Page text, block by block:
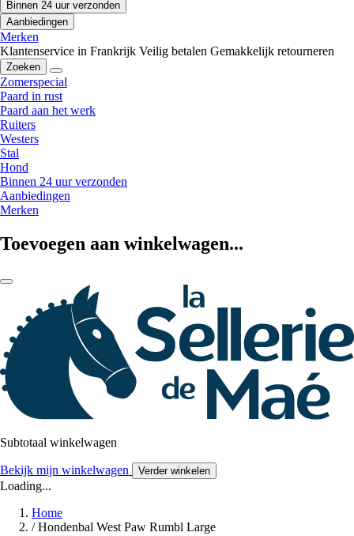
Binnen 24 uur verzonden
Aanbiedingen
Merken
Klantenservice in Frankrijk Veilig betalen Gemakkelijk retourneren
Zoeken
Zomerspecial
Paard in rust
Paard aan het werk
Ruiters
Westers
Stal
Hond
Binnen 24 uur verzonden
Aanbiedingen
Merken
Toevoegen aan winkelwagen...
Subtotaal winkelwagen
Bekijk mijn winkelwagen Verder winkelen
Loading...
Home
/ Hondenbal West Paw Rumbl Large